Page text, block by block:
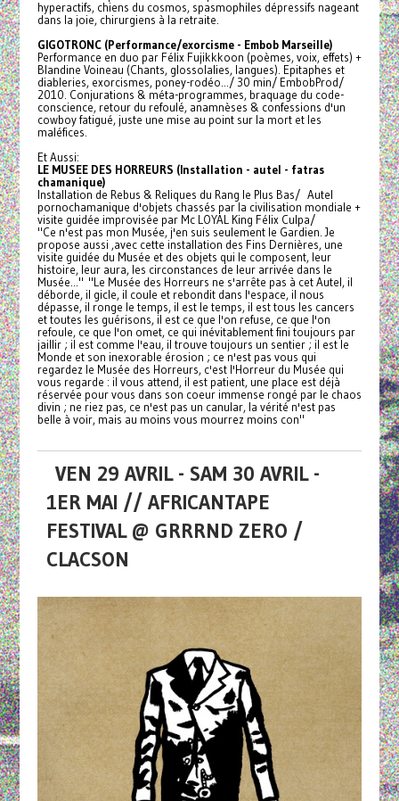
hyperactifs, chiens du cosmos, spasmophiles dépressifs nageant
dans la joie, chirurgiens à la retraite.
GIGOTRONC (Performance/exorcisme - Embob Marseille)
Performance en duo par Félix Fujikkkoon (poèmes, voix, effets) +
Blandine Voineau (Chants, glossolalies, langues). Epitaphes et
diableries, exorcismes, poney-rodéo.../ 30 min/ EmbobProd/
2010. Conjurations & méta-programmes, braquage du code-
conscience, retour du refoulé, anamnèses & confessions d'un
cowboy fatigué, juste une mise au point sur la mort et les
maléfices.
Et Aussi:
LE MUSEE DES HORREURS (Installation - autel - fatras
chamanique)
Installation de Rebus & Reliques du Rang le Plus Bas/ Autel
pornochamanique d'objets chassés par la civilisation mondiale +
visite guidée improvisée par Mc LOYAL King Félix Culpa/
"Ce n'est pas mon Musée, j'en suis seulement le Gardien. Je
propose aussi ,avec cette installation des Fins Dernières, une
visite guidée du Musée et des objets qui le composent, leur
histoire, leur aura, les circonstances de leur arrivée dans le
Musée..." "Le Musée des Horreurs ne s'arrête pas à cet Autel, il
déborde, il gicle, il coule et rebondit dans l'espace, il nous
dépasse, il ronge le temps, il est le temps, il est tous les cancers
et toutes les guérisons, il est ce que l'on refuse, ce que l'on
refoule, ce que l'on omet, ce qui inévitablement fini toujours par
jaillir ; il est comme l'eau, il trouve toujours un sentier ; il est le
Monde et son inexorable érosion ; ce n'est pas vous qui
regardez le Musée des Horreurs, c'est l'Horreur du Musée qui
vous regarde : il vous attend, il est patient, une place est déjà
réservée pour vous dans son coeur immense rongé par le chaos
divin ; ne riez pas, ce n'est pas un canular, la vérité n'est pas
belle à voir, mais au moins vous mourrez moins con"
VEN 29 AVRIL - SAM 30 AVRIL -
1ER MAI // AFRICANTAPE
FESTIVAL @ GRRRND ZERO /
CLACSON